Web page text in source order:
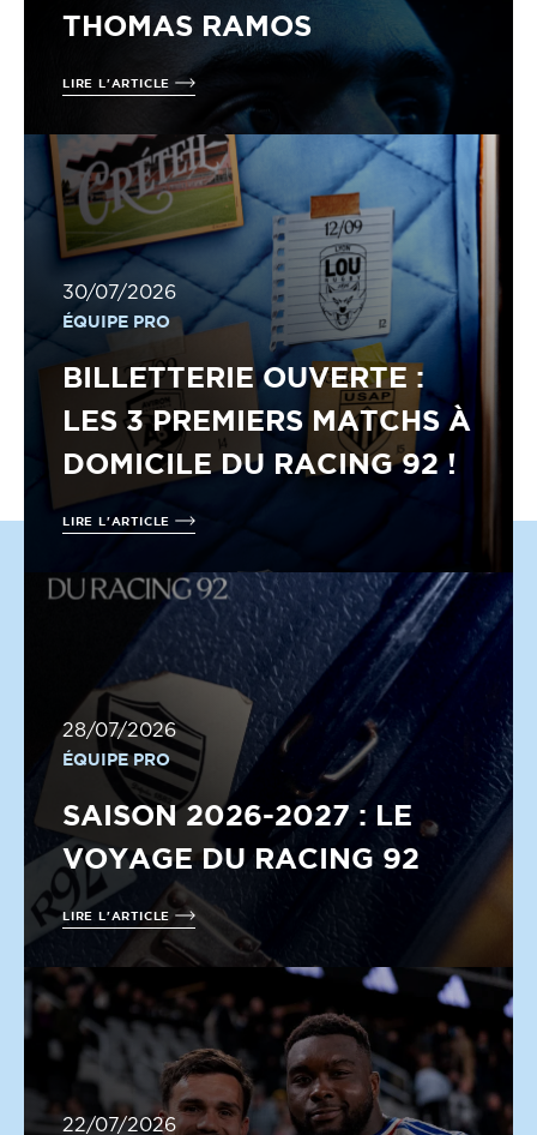
THOMAS RAMOS
LIRE L'ARTICLE
30/07/2026
ÉQUIPE PRO
BILLETTERIE OUVERTE :
LES 3 PREMIERS MATCHS À
DOMICILE DU RACING 92 !
LIRE L'ARTICLE
28/07/2026
ÉQUIPE PRO
SAISON 2026-2027 : LE
VOYAGE DU RACING 92
LIRE L'ARTICLE
22/07/2026